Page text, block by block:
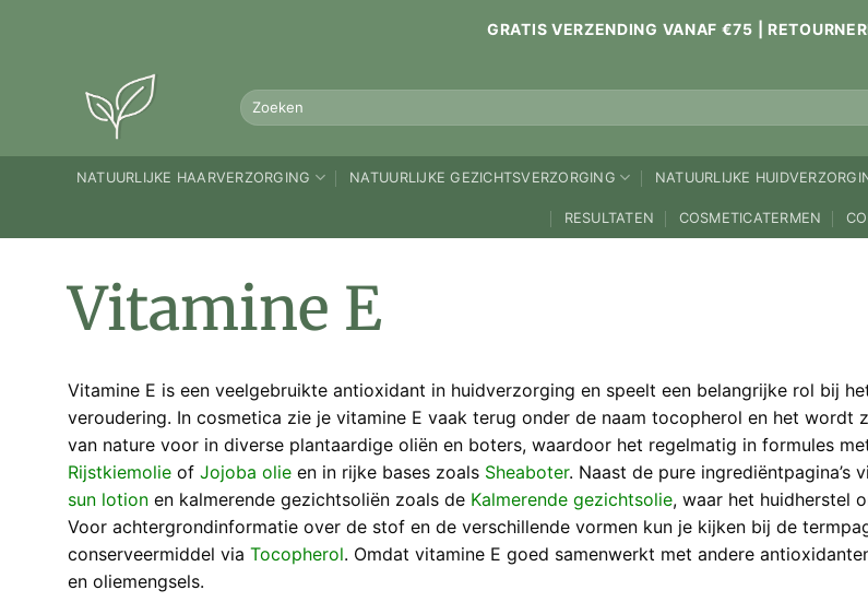
GRATIS VERZENDING VANAF €75 |
Zoeken
naar:
NATUURLIJKE HAARVERZORGING NATUURLIJKE GEZICHTSVERZORGING NATUURLIJKE
RESULTATEN COSMETICATERMEN
Vitamine E
Vitamine E is een veelgebruikte antioxidant in huidverzorging en speelt een belangrijke rol bij
veroudering. In cosmetica zie je vitamine E vaak terug onder de naam tocopherol en het
van nature voor in diverse plantaardige oliën en boters, waardoor het regelmatig in formules
Rijstkiemolie of Jojoba olie en in rijke bases zoals Sheaboter. Naast de pure
sun lotion en kalmerende gezichtsoliën zoals de Kalmerende gezichtsolie, waar het huidherstel
Voor achtergrondinformatie over de stof en de verschillende vormen kun je kijken bij de
conserveermiddel via Tocopherol. Omdat vitamine E goed samenwerkt met andere
en oliemengsels.